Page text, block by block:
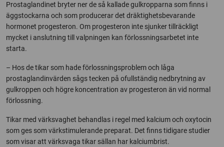
Prostaglandinet bryter ner de så kallade gulkropparna som finns i
äggstockarna och som producerar det dräktighetsbevarande
hormonet progesteron. Om progesteron inte sjunker tillräckligt
mycket i anslutning till valpningen kan förlossningsarbetet inte
starta.
– Hos de tikar som hade förlossningsproblem och låga
prostaglandinvärden sågs tecken på ofullständig nedbrytning av
gulkroppen och högre koncentration av progesteron än vid normal
förlossning.
Tikar med värksvaghet behandlas i regel med kalcium och oxytocin
som ges som värkstimulerande preparat. Det finns tidigare studier
som visar att värksvaga tikar sällan har kalciumbrist.